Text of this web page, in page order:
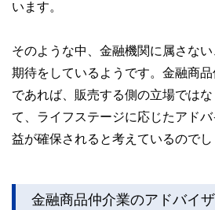
います。
そのような中、金融機関に属さな
期待をしているようです。金融商
であれば、販売する側の立場では
て、ライフステージに応じたアド
益が確保されると考えているのでし
金融商品仲介業のアドバイザ